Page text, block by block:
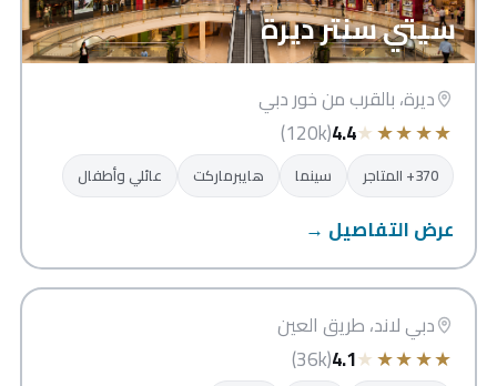
سيتي سنتر ديرة
ديرة، بالقرب من خور دبي
★
★
★
★
★
4.4
(120k)
370+ المتاجر سينما هايبرماركت عائلي وأطفال
عرض التفاصيل →
دبي
دبي أوتلت مول
دبي لاند، طريق العين
★
★
★
★
★
4.1
(36k)